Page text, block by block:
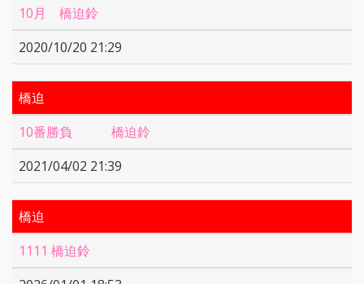
10月 橋迫鈴
2020/10/20 21:29
橋迫
10番勝負 橋迫鈴
2021/04/02 21:39
橋迫
1111 橋迫鈴